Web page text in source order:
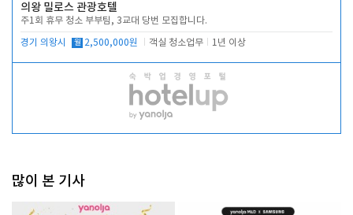
의왕 밀로스 관광호텔
주1회 휴무 청소 부부팀, 3교대 당번 모집합니다.
경기 의왕시 월 2,500,000원 객실 청소업무 1년 이상
많이 본 기사